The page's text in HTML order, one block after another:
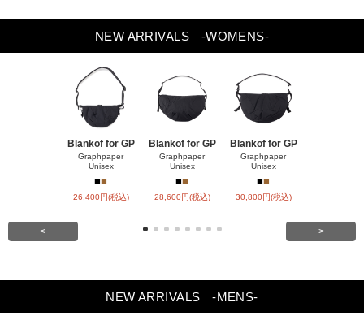
9
27.5cm
28.0cm
NEW ARRIVALS -WOMENS-
Blankof for GP
Graphpaper
Unisex
■■
26,400円(税込)
Blankof for GP
Graphpaper
Unisex
■■
28,600円(税込)
Blankof for GP
Graphpaper
Unisex
■■
30,800円(税込)
< >
NEW ARRIVALS -MENS-